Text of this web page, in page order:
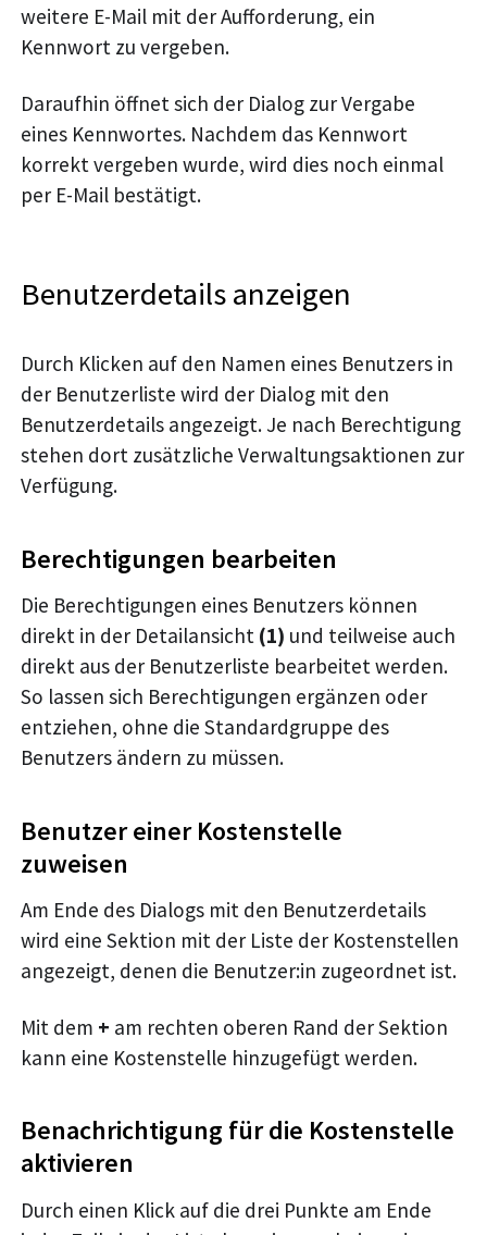
weitere E-Mail mit der Aufforderung, ein
Kennwort zu vergeben.
Daraufhin öffnet sich der Dialog zur Vergabe
eines Kennwortes. Nachdem das Kennwort
korrekt vergeben wurde, wird dies noch einmal
per E-Mail bestätigt.
Benutzerdetails anzeigen
Durch Klicken auf den Namen eines Benutzers in
der Benutzerliste wird der Dialog mit den
Benutzerdetails angezeigt. Je nach Berechtigung
stehen dort zusätzliche Verwaltungsaktionen zur
Verfügung.
Berechtigungen bearbeiten
Die Berechtigungen eines Benutzers können
direkt in der Detailansicht (1) und teilweise auch
direkt aus der Benutzerliste bearbeitet werden.
So lassen sich Berechtigungen ergänzen oder
entziehen, ohne die Standardgruppe des
Benutzers ändern zu müssen.
Benutzer einer Kostenstelle
zuweisen
Am Ende des Dialogs mit den Benutzerdetails
wird eine Sektion mit der Liste der Kostenstellen
angezeigt, denen die Benutzer:in zugeordnet ist.
Mit dem + am rechten oberen Rand der Sektion
kann eine Kostenstelle hinzugefügt werden.
Benachrichtigung für die Kostenstelle
aktivieren
Durch einen Klick auf die drei Punkte am Ende